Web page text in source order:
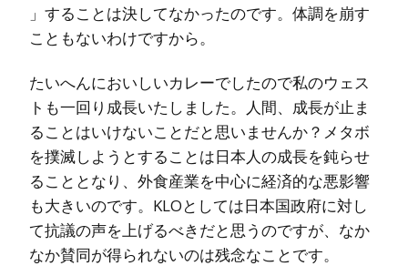
」することは決してなかったのです。体調を崩す
こともないわけですから。
たいへんにおいしいカレーでしたので私のウェス
トも一回り成長いたしました。人間、成長が止ま
ることはいけないことだと思いませんか？メタボ
を撲滅しようとすることは日本人の成長を鈍らせ
ることとなり、外食産業を中心に経済的な悪影響
も大きいのです。KLOとしては日本国政府に対し
て抗議の声を上げるべきだと思うのですが、なか
なか賛同が得られないのは残念なことです。